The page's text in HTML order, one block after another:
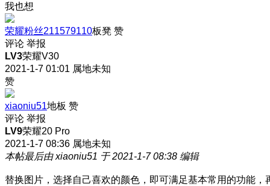
我也想
荣耀粉丝211579110板凳 赞
评论 举报
LV3荣耀V30
2021-1-7 01:01 属地未知
赞
xiaoniu51地板 赞
评论 举报
LV9荣耀20 Pro
2021-1-7 08:36 属地未知
本帖最后由 xiaoniu51 于 2021-1-7 08:38 编辑
替换图片，选择自己喜欢的颜色，即可满足基本常用的功能，